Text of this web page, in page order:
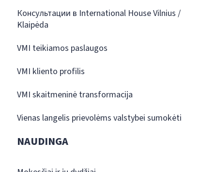
Консультации в International House Vilnius /
Klaipėda
VMI teikiamos paslaugos
VMI kliento profilis
VMI skaitmeninė transformacija
Vienas langelis prievolėms valstybei sumokėti
NAUDINGA